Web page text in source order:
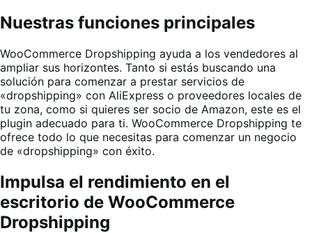
Nuestras funciones principales
WooCommerce Dropshipping ayuda a los vendedores al
ampliar sus horizontes. Tanto si estás buscando una
solución para comenzar a prestar servicios de
«dropshipping» con AliExpress o proveedores locales de
tu zona, como si quieres ser socio de Amazon, este es el
plugin adecuado para ti. WooCommerce Dropshipping te
ofrece todo lo que necesitas para comenzar un negocio
de «dropshipping» con éxito.
Impulsa el rendimiento en el
escritorio de WooCommerce
Dropshipping